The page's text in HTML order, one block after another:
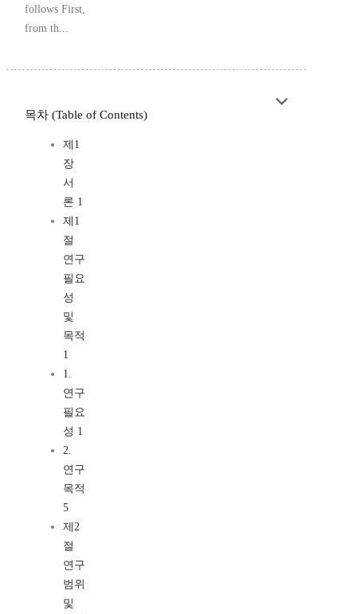
follows First,
from th...
목차 (Table of Contents)
제1
장
서
론 1
제1
절
연구
필요
성
및
목적
1
1.
연구
필요
성 1
2.
연구
목적
5
제2
절
연구
범위
및